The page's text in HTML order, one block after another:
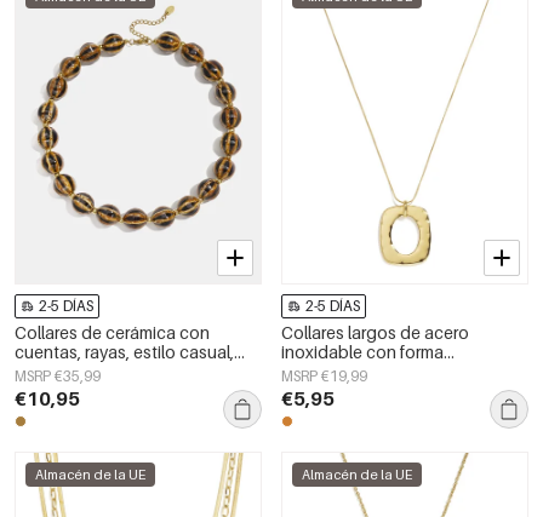
2-5 DÍAS
Collares de cerámica con
cuentas, rayas, estilo casual,
sencillos, para mujer.
MSRP €35,99
€10,95
2-5 DÍAS
Collares largos de acero
inoxidable con forma
geométrica, sencillos, de la
serie Daily Simple, joyería para
mujer.
MSRP €19,99
€5,95
Almacén de la UE Almacén de la UE